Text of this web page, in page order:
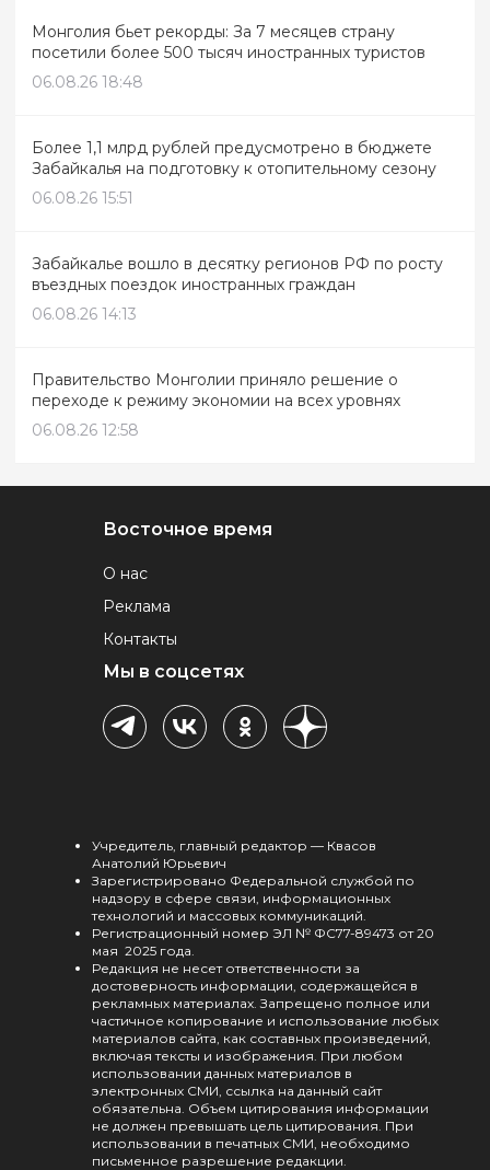
Монголия бьет рекорды: За 7 месяцев страну
посетили более 500 тысяч иностранных туристов
06.08.26 18:48
Более 1,1 млрд рублей предусмотрено в бюджете
Забайкалья на подготовку к отопительному сезону
06.08.26 15:51
Забайкалье вошло в десятку регионов РФ по росту
въездных поездок иностранных граждан
06.08.26 14:13
Правительство Монголии приняло решение о
переходе к режиму экономии на всех уровнях
06.08.26 12:58
Восточное время
О нас
Реклама
Контакты
Мы в соцсетях
Учредитель, главный редактор — Квасов
Анатолий Юрьевич
Зарегистрировано Федеральной службой по
надзору в сфере связи, информационных
технологий и массовых коммуникаций.
Регистрационный номер ЭЛ № ФС77-89473 от 20
мая 2025 года.
Редакция не несет ответственности за
достоверность информации, содержащейся в
рекламных материалах. Запрещено полное или
частичное копирование и использование любых
материалов сайта, как составных произведений,
включая тексты и изображения. При любом
использовании данных материалов в
электронных СМИ, ссылка на данный сайт
обязательна. Объем цитирования информации
не должен превышать цель цитирования. При
использовании в печатных СМИ, необходимо
письменное разрешение редакции.